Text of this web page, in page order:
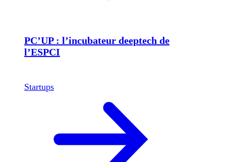
PC’UP : l’incubateur deeptech de
l’ESPCI
Startups